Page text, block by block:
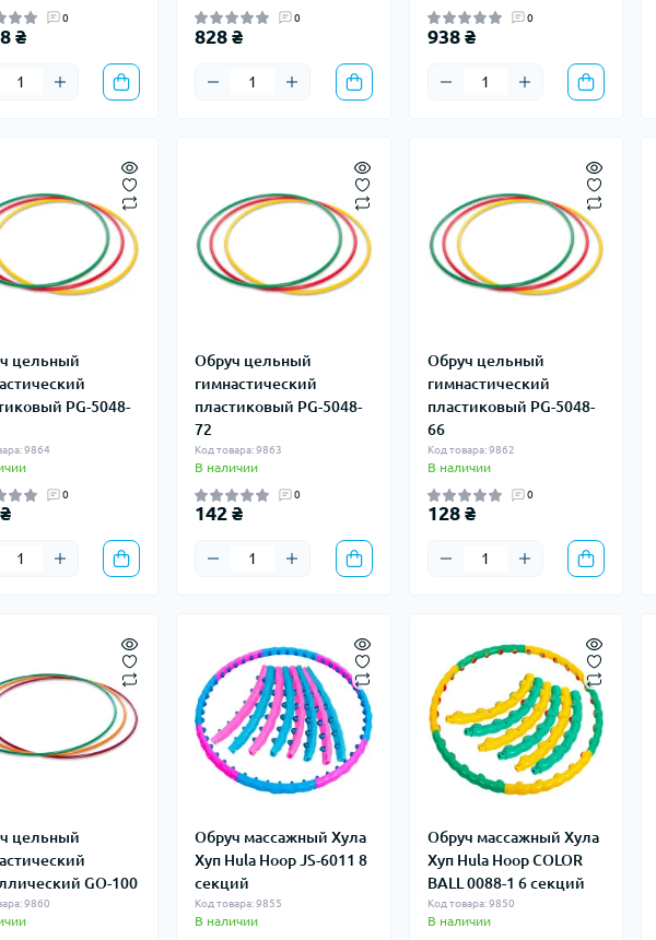
0
₴
0
828 ₴
0
938 ₴
цельный
PG-5048-
9864
0
Обруч цельный
гимнастический
пластиковый PG-5048-
72
Код товара: 9863
В наличии
0
142 ₴
Обруч цельный
гимнастический
пластиковый PG-5048-
66
Код товара: 9862
В наличии
0
128 ₴
цельный
GO-100
9860
Обруч массажный Хула
Хуп Hula Hoop JS-6011 8
секций
Код товара: 9855
В наличии
Обруч массажный Хула
Хуп Hula Hoop COLOR
BALL 0088-1 6 секций
Код товара: 9850
В наличии